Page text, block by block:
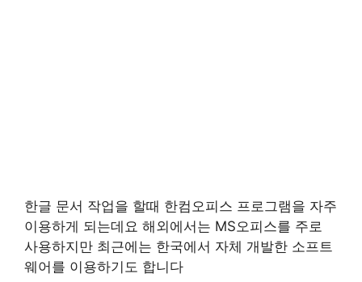
한글 문서 작업을 할때 한컴오피스 프로그램을 자주
이용하게 되는데요 해외에서는 MS오피스를 주로
사용하지만 최근에는 한국에서 자체 개발한 소프트
웨어를 이용하기도 합니다